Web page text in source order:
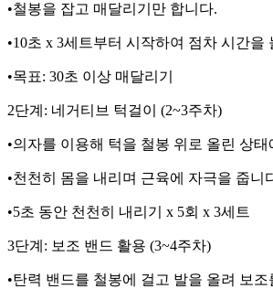
•철봉을 잡고 매달리기만 합니다.
•10초 x 3세트부터 시작하여 점차 시간을
•목표: 30초 이상 매달리기
2단계: 네거티브 턱걸이 (2~3주차)
•의자를 이용해 턱을 철봉 위로 올린 상
•천천히 몸을 내리며 근육에 자극을 줍니
•5초 동안 천천히 내리기 x 5회 x 3세트
3단계: 보조 밴드 활용 (3~4주차)
•탄력 밴드를 철봉에 걸고 발을 올려 보조